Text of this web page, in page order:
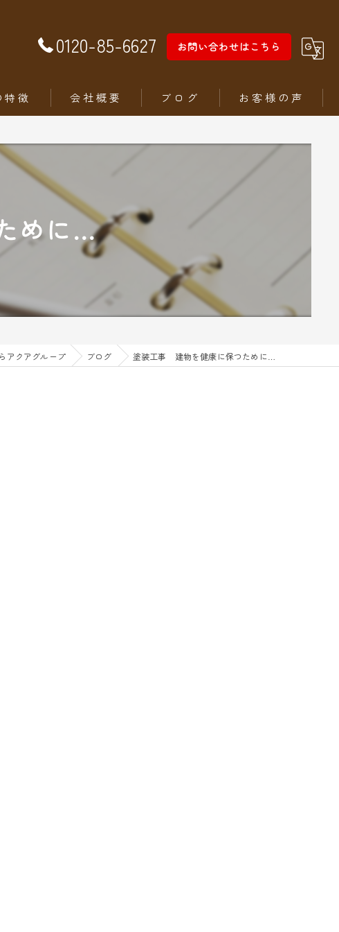
0120-85-6627 お問い合わせはこちら
特徴
ォーム
エクステリア
会社概要 ブログ お客様の声
めに…
アクアグループ ブログ 塗装工事 建物を健康に保つために…